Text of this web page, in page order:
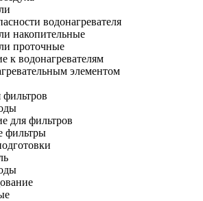
водонагревателя
накопительные
проточные
к водонагревателям
элементом
для фильтров
фильтры